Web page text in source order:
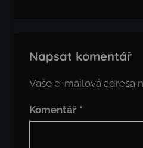
Napsat komentář
Vaše e-mailová adresa
Komentář *